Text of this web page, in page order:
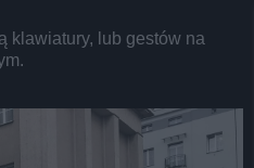
klawiatury, lub gestów na